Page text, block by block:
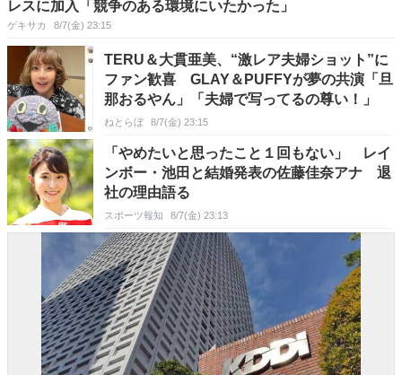
レスに加入「競争のある環境にいたかった」
ゲキサカ 8/7(金) 23:15
TERU＆大貫亜美、“激レア夫婦ショット”に
ファン歓喜 GLAY＆PUFFYが夢の共演「旦
那おるやん」「夫婦で写ってるの尊い！」
ねとらぼ 8/7(金) 23:15
「やめたいと思ったこと１回もない」 レイ
ンボー・池田と結婚発表の佐藤佳奈アナ 退
社の理由語る
スポーツ報知 8/7(金) 23:13